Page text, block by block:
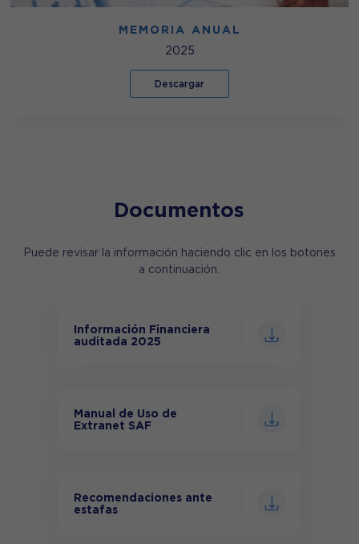
MEMORIA ANUAL
2025
Descargar
Documentos
Puede revisar la información haciendo clic en los botones
a continuación.
Información Financiera
auditada 2025
Manual de Uso de
Extranet SAF
Recomendaciones ante
estafas